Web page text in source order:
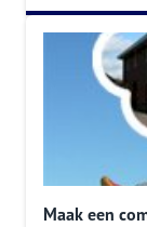
Maak een